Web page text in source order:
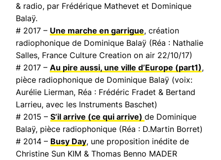
& radio, par Frédérique Mathevet et Dominique
Balaÿ.
# 2017 – Une marche en garrigue, création
radiophonique de Dominique Balaÿ (Réa : Nathalie
Salles, France Culture Creation on air 22/10/17)
# 2017 – Au pire aussi, une ville d’Europe (part1),
pièce radiophonique de Dominique Balaÿ (voix:
Aurélie Lierman, Réa : Frédéric Fradet & Bertand
Larrieu, avec les Instruments Baschet)
# 2015 – S’il arrive (ce qui arrive) de Dominique
Balaÿ, pièce radiophonique (Réa : D.Martin Borret)
# 2014 – Busy Day, une proposition inédite de
Christine Sun KIM & Thomas Benno MADER